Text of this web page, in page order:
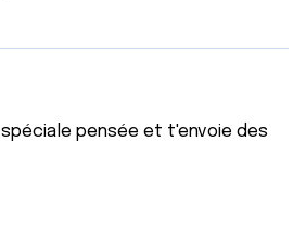
pensée et t'envoie des